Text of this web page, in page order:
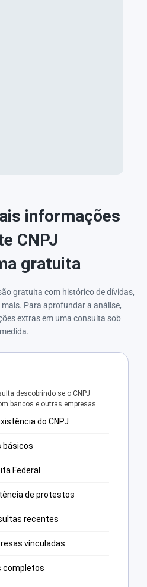
informações
CNPJ
gratuita
gratuita com histórico de dívidas,
Para aprofundar a análise,
extras em uma consulta sob
medida.
descobrindo se o CNPJ
bancos e outras empresas.
do CNPJ
básicos
Federal
de protestos
recentes
vinculadas
completos